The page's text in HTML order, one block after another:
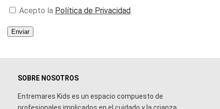
Acepto la Política de Privacidad.
SOBRE NOSOTROS
Entremares Kids es un espacio compuesto de